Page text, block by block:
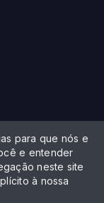
para que nós e
e entender
neste site
à nossa